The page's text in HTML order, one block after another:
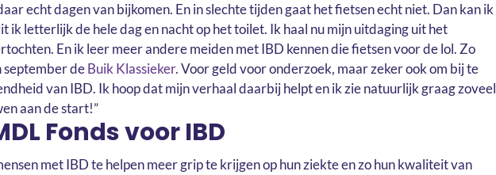
echt dagen van bijkomen. En in slechte tijden gaat het fietsen echt niet. Dan kan ik
ik letterlijk de hele dag en nacht op het toilet. Ik haal nu mijn uitdaging uit het
En ik leer meer andere meiden met IBD kennen die fietsen voor de lol. Zo
september deBuik Klassieker. Voor geld voor onderzoek, maar zeker ook om bij te
van IBD. Ik hoop dat mijn verhaal daarbij helpt en ik zie natuurlijk graag zoveel
aan de start!”
Fonds voor IBD
met IBD te helpen meer grip te krijgen op hun ziekte en zo hun kwaliteit van